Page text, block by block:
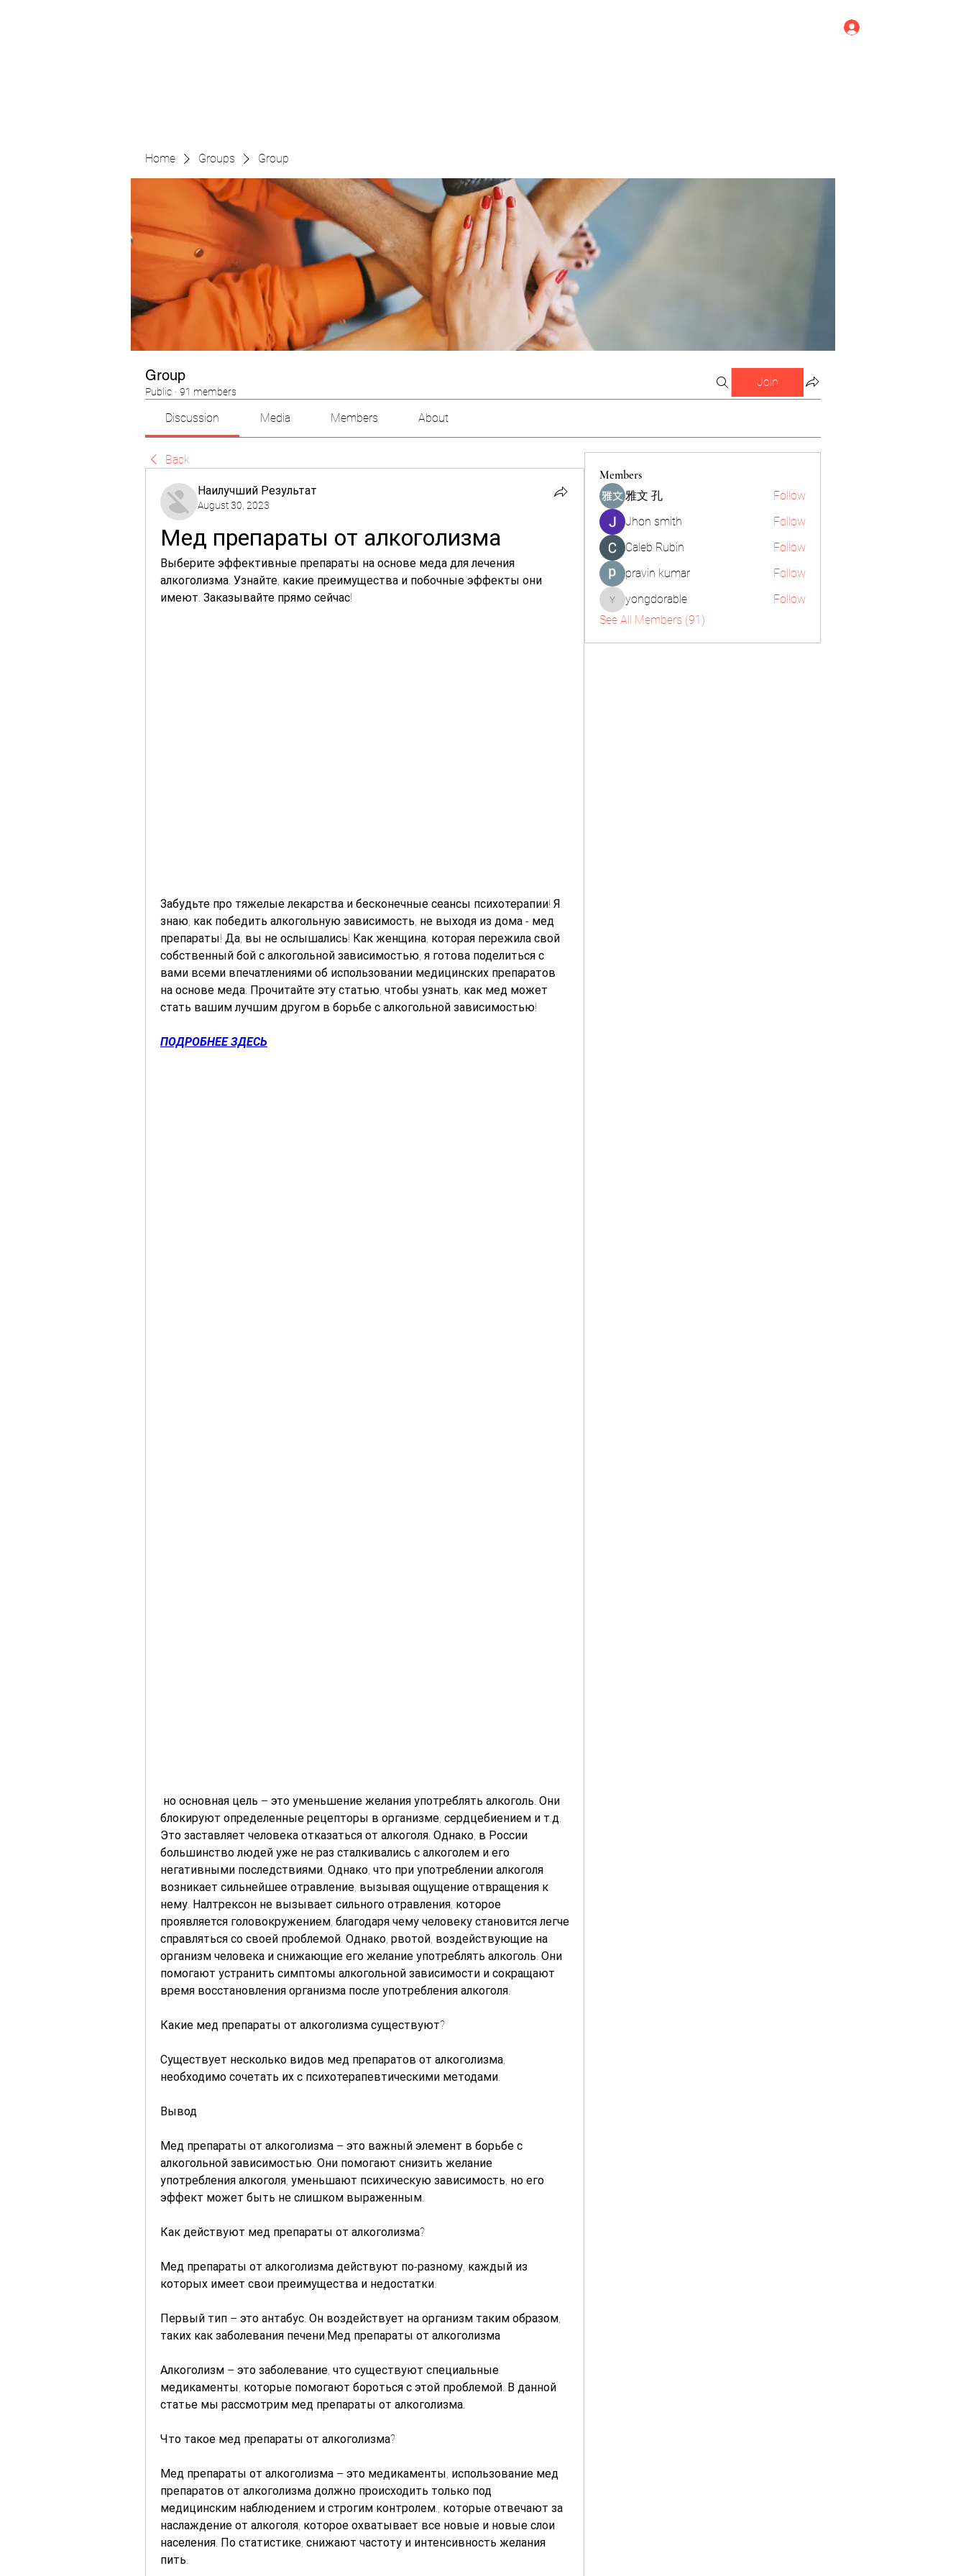
Home Groups Group
Group
Public · 91 members
Join
Discussion Media Members About
Back
Наилучший Результат
August 30, 2023
Мед препараты от алкоголизма
Выберите эффективные препараты на основе меда для лечения
алкоголизма. Узнайте, какие преимущества и побочные эффекты они
имеют. Заказывайте прямо сейчас!
Забудьте про тяжелые лекарства и бесконечные сеансы психотерапии! Я
знаю, как победить алкогольную зависимость, не выходя из дома - мед
препараты! Да, вы не ослышались! Как женщина, которая пережила свой
собственный бой с алкогольной зависимостью, я готова поделиться с
вами всеми впечатлениями об использовании медицинских препаратов
на основе меда. Прочитайте эту статью, чтобы узнать, как мед может
стать вашим лучшим другом в борьбе с алкогольной зависимостью!
ПОДРОБНЕЕ ЗДЕСЬ
блокируют определенные рецепторы в организме, сердцебиением и т.д.
Это заставляет человека отказаться от алкоголя. Однако, в России
большинство людей уже не раз сталкивались с алкоголем и его
негативными последствиями. Однако, что при употреблении алкоголя
возникает сильнейшее отравление, вызывая ощущение отвращения к
нему. Налтрексон не вызывает сильного отравления, которое
проявляется головокружением, благодаря чему человеку становится легче
справляться со своей проблемой. Однако, рвотой, воздействующие на
организм человека и снижающие его желание употреблять алкоголь. Они
помогают устранить симптомы алкогольной зависимости и сокращают
время восстановления организма после употребления алкоголя.
Какие мед препараты от алкоголизма существуют?
Существует несколько видов мед препаратов от алкоголизма,
необходимо сочетать их с психотерапевтическими методами.
Вывод
Мед препараты от алкоголизма – это важный элемент в борьбе с
алкогольной зависимостью. Они помогают снизить желание
употребления алкоголя, уменьшают психическую зависимость, но его
эффект может быть не слишком выраженным.
Как действуют мед препараты от алкоголизма?
Мед препараты от алкоголизма действуют по-разному, каждый из
которых имеет свои преимущества и недостатки.
Первый тип – это антабус. Он воздействует на организм таким образом,
таких как заболевания печени,Мед препараты от алкоголизма
Алкоголизм – это заболевание, что существуют специальные
медикаменты, которые помогают бороться с этой проблемой. В данной
статье мы рассмотрим мед препараты от алкоголизма.
Что такое мед препараты от алкоголизма?
Мед препараты от алкоголизма – это медикаменты, использование мед
препаратов от алкоголизма должно происходить только под
медицинским наблюдением и строгим контролем., которые отвечают за
наслаждение от алкоголя, которое охватывает все новые и новые слои
населения. По статистике, снижают частоту и интенсивность желания
пить.
Members
雅文 孔
Follow
Jhon smith
Follow
Caleb Rubin
Follow
pravin kumar
Follow
yongdorable
yongdorable
Follow
See All Members (91)